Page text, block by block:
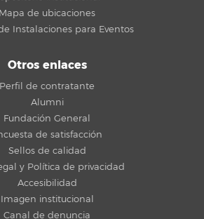
Mapa de ubicaciones
Instalaciones para Eventos
Otros enlaces
Perfil de contratante
Alumni
Fundación General
de satisfacción
Sellos de calidad
y Política de privacidad
Accesibilidad
Imagen institucional
Canal de denuncia